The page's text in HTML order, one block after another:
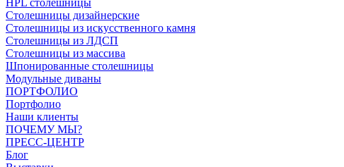
HPL столешницы
Столешницы дизайнерские
Столешницы из искусственного камня
Столешницы из ЛДСП
Столешницы из массива
Шпонированные столешницы
Модульные диваны
ПОРТФОЛИО
Портфолио
Наши клиенты
ПОЧЕМУ МЫ?
ПРЕСС-ЦЕНТР
Блог